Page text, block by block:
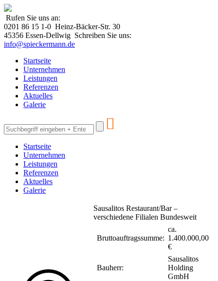
Rufen Sie uns an:
0201 86 15 1-0 Heinz-Bäcker-Str. 30
45356 Essen-Dellwig Schreiben Sie uns:
info@spieckermann.de
Startseite
Unternehmen
Leistungen
Referenzen
Aktuelles
Galerie

Startseite
Unternehmen
Leistungen
Referenzen
Aktuelles
Galerie
Sausalitos Restaurant/Bar –
verschiedene Filialen Bundesweit
Bruttoauftragssumme:
ca.
1.400.000,00
€
Bauherr:
Sausalitos
Holding
GmbH